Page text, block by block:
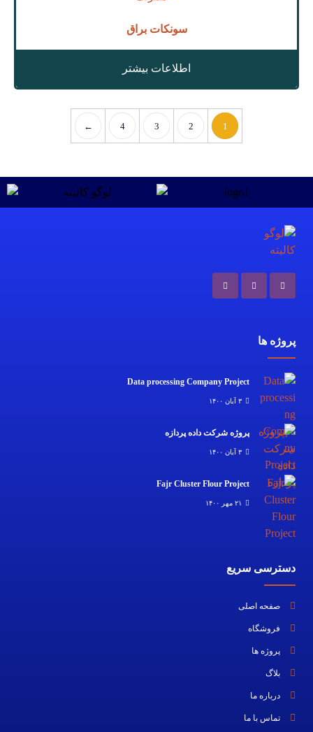
سونکات براق
اطلاعات بیشتر
1
2
3
4
←
پروژه ها
Data processing Company Project
۳ آبان ۱۴۰۰
پروژه شرکت داده پردازه
۳ آبان ۱۴۰۰
Fajr Cluster Flour Project
۲۱ مهر ۱۴۰۰
دسترسی سریع
صفحه اصلی
فروشگاه
پروژه ها
بلاگ
درباره ما
تماس با ما